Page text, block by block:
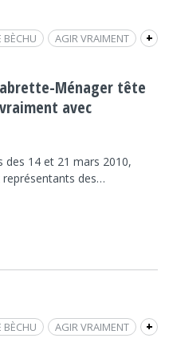
+
AGIR VRAIMENT
BÈCHU
FABIENNE LABRETTE-MÉNAGER
POLITIQUE
Ménager tête
avec
des 14 et 21 mars 2010,
représentants des…
+
AGIR VRAIMENT
BÈCHU